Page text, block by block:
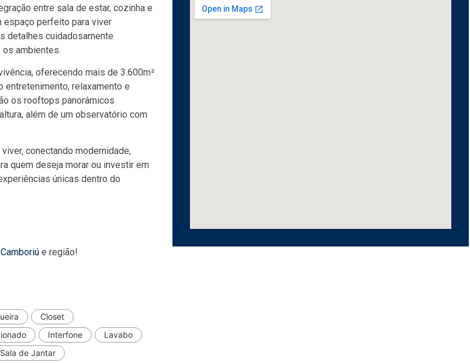
entre sala de estar, cozinha e
espaço perfeito para viver
detalhes cuidadosamente
ambientes.
oferecendo mais de 3.600m²
relaxamento e
os rooftops panorâmicos
além de um observatório com
conectando modernidade,
quem deseja morar ou investir em
únicas dentro do
e região!
Closet
Interfone
Lavabo
Sala de Jantar